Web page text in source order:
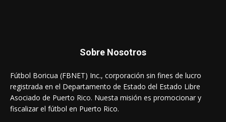
Sobre Nosotros
Fútbol Boricua (FBNET) Inc., corporación sin fines de lucro
registrada en el Departamento de Estado del Estado Libre
Asociado de Puerto Rico. Nuesta misión es promocionar y
fiscalizar el fútbol en Puerto Rico.